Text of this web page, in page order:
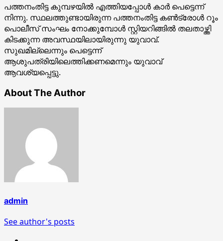
പത്തനംതിട്ട കുമ്പഴയില്‍ എത്തിയപ്പോള്‍ കാര്‍ പെട്ടെന്ന്
നിന്നു. സ്ഥലത്തുണ്ടായിരുന്ന പത്തനംതിട്ട കണ്‍ട്രോള്‍ റൂം
പൊലീസ് സംഘം നോക്കുമ്പോള്‍ സ്റ്റിയറിങ്ങില്‍ തലതാഴ്ത്തി
കിടക്കുന്ന അവസ്ഥയിലായിരുന്നു യുവാവ്.
സുഖമില്ലെന്നും പെട്ടെന്ന്
ആശുപത്രിയിലെത്തിക്കണമെന്നും യുവാവ്
ആവശ്യപ്പെട്ടു.
About The Author
admin
See author's posts